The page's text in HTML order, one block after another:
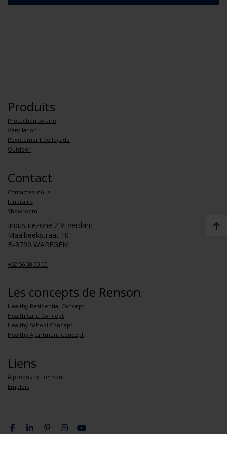
Produits
Protection solaire
Ventilation
Revêtement de façade
Outdoor
Contact
Contactez-nous
Itinéraire
Showroom
Industriezone 2 Vijverdam
Maalbeekstraat 10
B-8790 WAREGEM
+32 56 30 30 00
Les concepts de Renson
Healthy Residential Concept
Health Care Concept
Healthy School Concept
Healthy Apartment Concept
Liens
À propos de Renson
Emplois